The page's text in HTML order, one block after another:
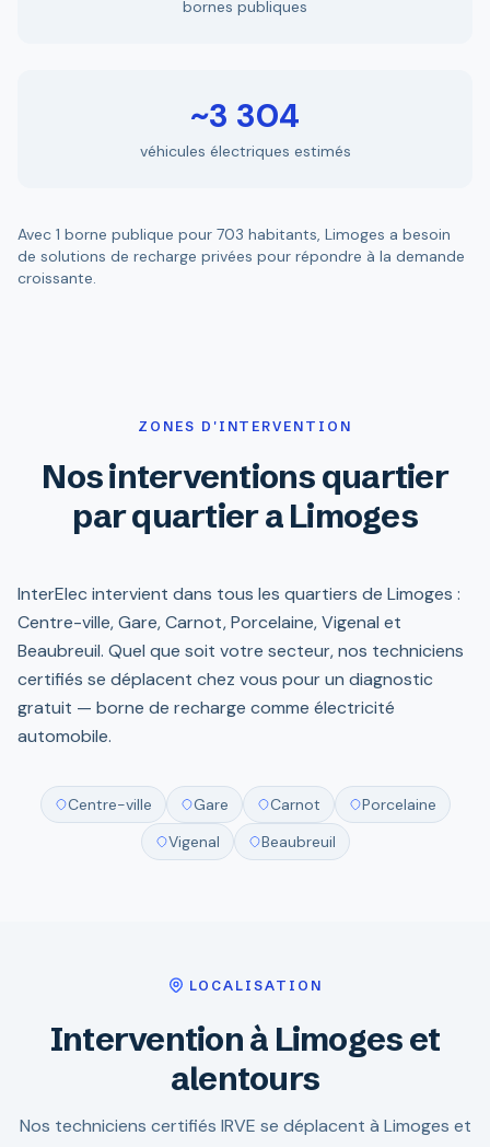
bornes publiques
~3 304
véhicules électriques estimés
Avec 1 borne publique pour 703 habitants, Limoges a besoin
de solutions de recharge privées pour répondre à la demande
croissante.
ZONES D'INTERVENTION
Nos interventions quartier
par quartier a Limoges
InterElec intervient dans tous les quartiers de Limoges :
Centre-ville, Gare, Carnot, Porcelaine, Vigenal et
Beaubreuil. Quel que soit votre secteur, nos techniciens
certifiés se déplacent chez vous pour un diagnostic
gratuit — borne de recharge comme électricité
automobile.
Centre-ville Gare Carnot
Porcelaine
Vigenal
Beaubreuil
LOCALISATION
Intervention à Limoges et
alentours
Nos techniciens certifiés IRVE se déplacent à Limoges et